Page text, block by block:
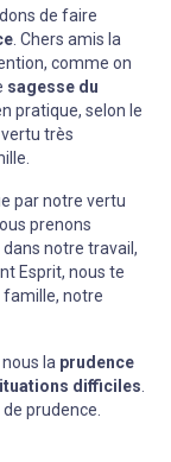
de faire
. Chers amis la
comme on
sagesse du
pratique, selon le
vertu très
par notre vertu
prenons
notre travail,
Esprit, nous te
famille, notre
la prudence
difficiles.
prudence.